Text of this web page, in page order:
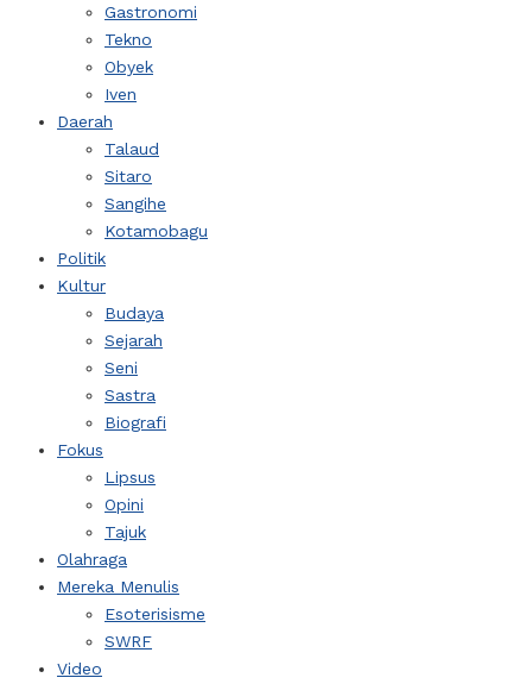
Gastronomi
Tekno
Obyek
Iven
Daerah
Talaud
Sitaro
Sangihe
Kotamobagu
Politik
Kultur
Budaya
Sejarah
Seni
Sastra
Biografi
Fokus
Lipsus
Opini
Tajuk
Olahraga
Mereka Menulis
Esoterisisme
SWRF
Video